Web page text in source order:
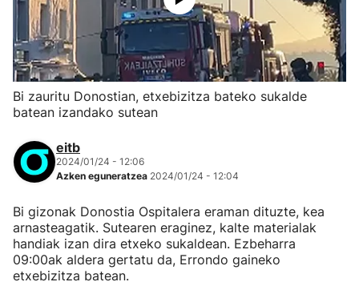
Bi zauritu Donostian, etxebizitza bateko sukalde
batean izandako sutean
eitb
2024/01/24 - 12:06
Azken eguneratzea 2024/01/24 - 12:04
Bi gizonak Donostia Ospitalera eraman dituzte, kea
arnasteagatik. Sutearen eraginez, kalte materialak
handiak izan dira etxeko sukaldean. Ezbeharra
09:00ak aldera gertatu da, Errondo gaineko
etxebizitza batean.